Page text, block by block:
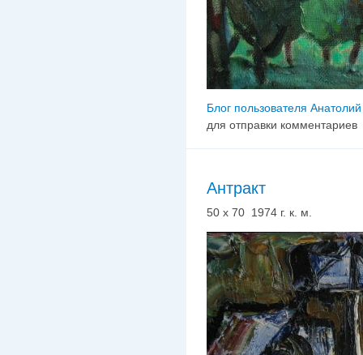
Блог пользователя
для отправки комментариев
Антракт
50 х 70 1974 г. к. м.